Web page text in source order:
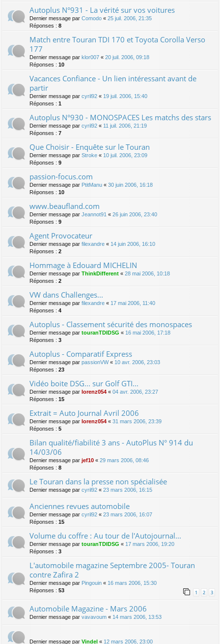
Autoplus N°931 - La vérité sur vos voitures
Dernier message par Comodo « 25 juil. 2006, 21:35
Réponses : 8
Match entre Touran TDI 170 et Toyota Corolla Verso
177
Dernier message par klor007 « 20 juil. 2006, 09:18
Réponses : 10
Vacances Confiance - Un lien intéressant avant de
partir
Dernier message par cyril92 « 19 juil. 2006, 15:40
Réponses : 1
Autoplus N°930 - MONOSPACES Les matchs des stars
Dernier message par cyril92 « 11 juil. 2006, 21:19
Réponses : 7
Que Choisir - Enquête sur le Touran
Dernier message par Stroke « 10 juil. 2006, 23:09
Réponses : 9
passion-focus.com
Dernier message par PtitManu « 30 juin 2006, 16:18
Réponses : 10
www.beaufland.com
Dernier message par Jeannot91 « 26 juin 2006, 23:40
Réponses : 9
Agent Provocateur
Dernier message par filexandre « 14 juin 2006, 16:10
Réponses : 2
Hommage à Edouard MICHELIN
Dernier message par ThinkDifferent « 28 mai 2006, 10:18
Réponses : 2
VW dans Challenges...
Dernier message par filexandre « 17 mai 2006, 11:40
Réponses : 4
Autoplus - Classement sécurité des monospaces
Dernier message par touranTDIDSG « 16 mai 2006, 17:18
Réponses : 3
Autoplus - Comparatif Express
Dernier message par passionVW« 10 avr. 2006, 23:03
Réponses : 23
Vidéo boite DSG... sur Golf GTI...
Dernier message par lorenz054 « 04 avr. 2006, 23:27
Réponses : 15
Extrait = Auto Journal Avril 2006
Dernier message par lorenz054 « 31 mars 2006, 23:39
Réponses : 5
Bilan qualité/fiabilité 3 ans - AutoPlus N° 914 du
14/03/06
Dernier message par jef10 « 29 mars 2006, 08:46
Réponses : 8
Le Touran dans la presse non spécialisée
Dernier message par cyril92 « 23 mars 2006, 16:15
Anciennes revues automobile
Dernier message par cyril92 « 23 mars 2006, 16:07
Réponses : 15
Volume du coffre : Au tour de l'Autojournal...
Dernier message par touranTDIDSG « 17 mars 2006, 19:20
Réponses : 3
L'automobile magazine Septembre 2005- Touran
contre Zafira 2
Dernier message par Pingouin « 16 mars 2006, 15:30
Réponses : 53 1 2 3
Automobile Magazine - Mars 2006
Dernier message par vavavoum « 14 mars 2006, 13:53
Dernier message par Vindel « 12 mars 2006, 23:00